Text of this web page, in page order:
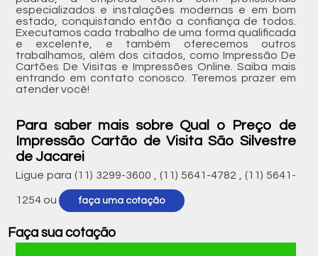
especializados e instalações modernas e em bom
estado, conquistando então a confiança de todos.
Executamos cada trabalho de uma forma qualificada
e excelente, e também oferecemos outros
trabalhamos, além dos citados, como Impressão De
Cartões De Visitas e Impressões Online. Saiba mais
entrando em contato conosco. Teremos prazer em
atender você!
Para saber mais sobre Qual o Preço de
Impressão Cartão de Visita São Silvestre
de Jacarei
Ligue para (11) 3299-3600 ,(11) 5641-4782 ,(11) 5641-
1254 ou faça uma cotação
Faça sua cotação